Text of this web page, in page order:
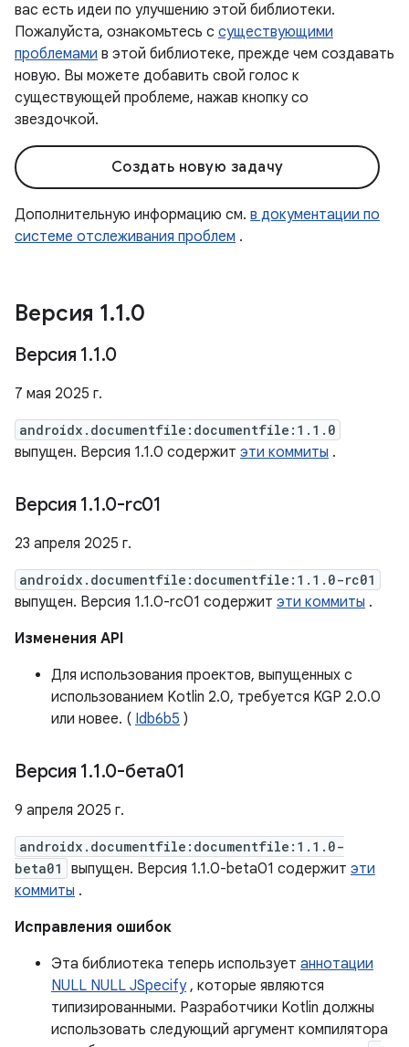
вас есть идеи по улучшению этой библиотеки.
Пожалуйста, ознакомьтесь с существующими
проблемами в этой библиотеке, прежде чем создавать
новую. Вы можете добавить свой голос к
существующей проблеме, нажав кнопку со
звездочкой.
Создать новую задачу
Дополнительную информацию см. в документации по
системе отслеживания проблем .
Версия 1.1.0
Версия 1.1.0
7 мая 2025 г.
androidx.documentfile:documentfile:1.1.0
выпущен. Версия 1.1.0 содержит эти коммиты .
Версия 1.1.0-rc01
23 апреля 2025 г.
androidx.documentfile:documentfile:1.1.0-rc01
выпущен. Версия 1.1.0-rc01 содержит эти коммиты .
Изменения API
Для использования проектов, выпущенных с
использованием Kotlin 2.0, требуется KGP 2.0.0
или новее. ( Idb6b5 )
Версия 1.1.0-бета01
9 апреля 2025 г.
androidx.documentfile:documentfile:1.1.0-
beta01
выпущен. Версия 1.1.0-beta01 содержит эти
коммиты .
Исправления ошибок
Эта библиотека теперь использует аннотации
NULL NULL JSpecify, которые являются
типизированными. Разработчики Kotlin должны
использовать следующий аргумент компилятора